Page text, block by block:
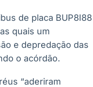
de placa BUP8I88
quais um
e depredação das
o acórdão.
“aderiram